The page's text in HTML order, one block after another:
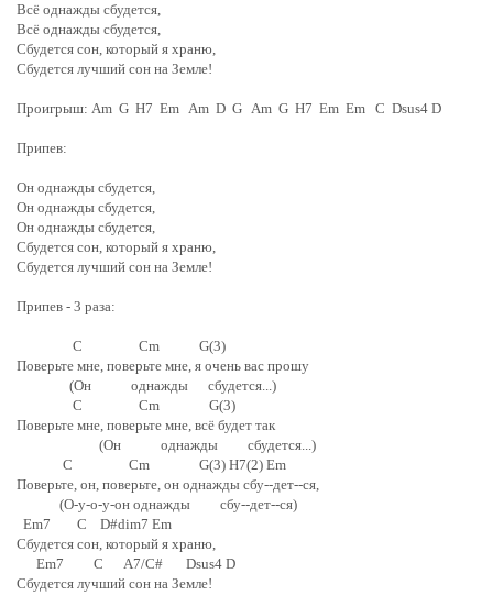
Всё однажды сбудется,
Всё однажды сбудется,
Сбудется сон, который я храню,
Сбудется лучший сон на Земле!
Проигрыш: Am G H7 Em Am D G Am G H7 Em Em C Dsus4 D
Припев:
Он однажды сбудется,
Он однажды сбудется,
Он однажды сбудется,
Сбудется сон, который я храню,
Сбудется лучший сон на Земле!
Припев - 3 раза:
C Cm G(3)
Поверьте мне, поверьте мне, я очень вас прошу
(Он однажды сбудется...)
C Cm G(3)
Поверьте мне, поверьте мне, всё будет так
(Он однажды сбудется...)
C Cm G(3) H7(2) Em
Поверьте, он, поверьте, он однажды сбу--дет--ся,
(О-у-о-у-он однажды сбу--дет--ся)
Em7 C D#dim7 Em
Сбудется сон, который я храню,
Em7 C A7/C# Dsus4 D
Сбудется лучший сон на Земле!